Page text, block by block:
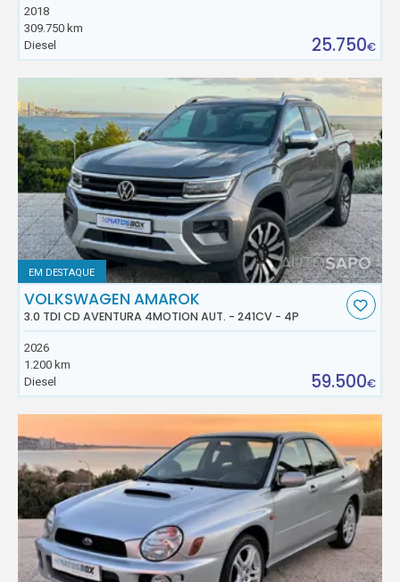
2018
309.750 km
Diesel
25.750€
EM DESTAQUE
VOLKSWAGEN AMAROK
3.0 TDI CD AVENTURA 4MOTION AUT. - 241CV - 4P
2026
1.200 km
Diesel
59.500€